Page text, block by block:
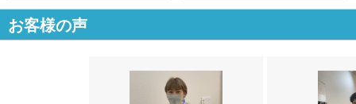
お客様の声